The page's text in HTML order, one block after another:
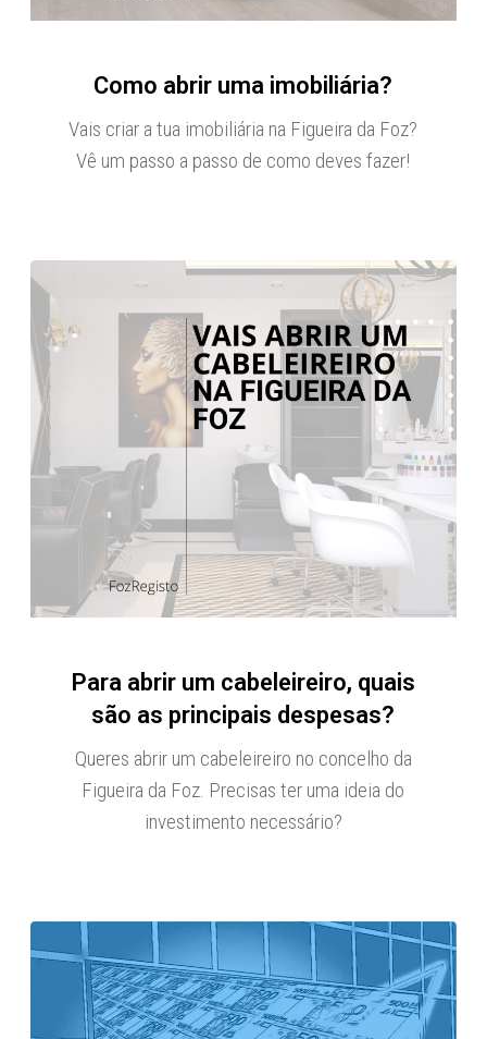
Como abrir uma imobiliária?
Vais criar a tua imobiliária na Figueira da Foz?
Vê um passo a passo de como deves fazer!
Para abrir um cabeleireiro, quais
são as principais despesas?
Queres abrir um cabeleireiro no concelho da
Figueira da Foz. Precisas ter uma ideia do
investimento necessário?